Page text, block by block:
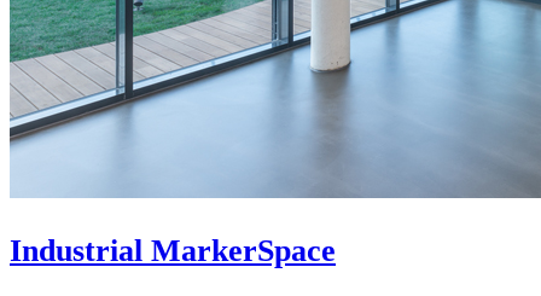
Industrial MarkerSpace